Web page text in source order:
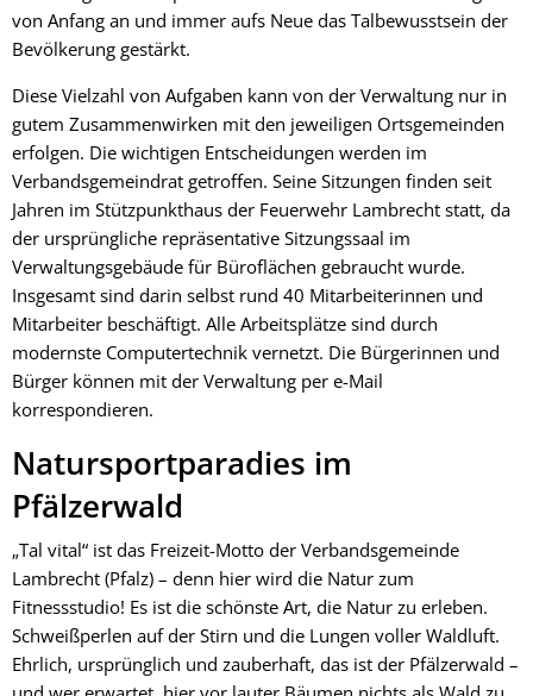
von Anfang an und immer aufs Neue das Talbewusstsein der
Bevölkerung gestärkt.
Diese Vielzahl von Aufgaben kann von der Verwaltung nur in
gutem Zusammenwirken mit den jeweiligen Ortsgemeinden
erfolgen. Die wichtigen Entscheidungen werden im
Verbandsgemeindrat getroffen. Seine Sitzungen finden seit
Jahren im Stützpunkthaus der Feuerwehr Lambrecht statt, da
der ursprüngliche repräsentative Sitzungssaal im
Verwaltungsgebäude für Büroflächen gebraucht wurde.
Insgesamt sind darin selbst rund 40 Mitarbeiterinnen und
Mitarbeiter beschäftigt. Alle Arbeitsplätze sind durch
modernste Computertechnik vernetzt. Die Bürgerinnen und
Bürger können mit der Verwaltung per e-Mail
korrespondieren.
Natursportparadies im
Pfälzerwald
„Tal vital“ ist das Freizeit-Motto der Verbandsgemeinde
Lambrecht (Pfalz) – denn hier wird die Natur zum
Fitnessstudio! Es ist die schönste Art, die Natur zu erleben.
Schweißperlen auf der Stirn und die Lungen voller Waldluft.
Ehrlich, ursprünglich und zauberhaft, das ist der Pfälzerwald –